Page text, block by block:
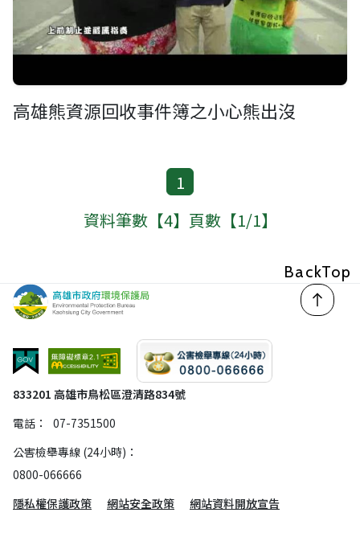
高雄熊資源回收事件簿之小心熊出沒
1
資料筆數【4】頁數【1/1】
833201 高雄市鳥松區澄清路834號
電話：
07-7351500
公害檢舉專線 (24小時)：
0800-066666
隱私權保護政策
網站安全政策 網站資料開放宣告
回頂